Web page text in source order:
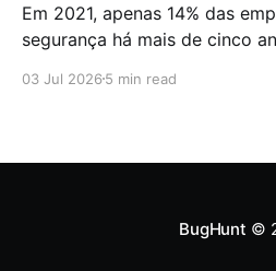
Em 2021, apenas 14% das
segurança há mais de cinco
para que a maioria do
histórica conduzida pela
03 Jul 2026 5 min read
BugHunt ©